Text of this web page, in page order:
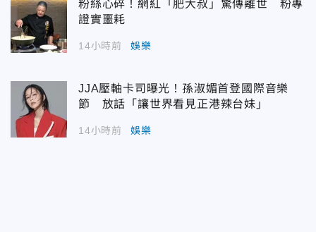
粉絲心碎！網紅「肥大叔」驚傳離世 粉專
證實噩耗
14小時前 娛樂
JJA壓軸卡司曝光！孫淑媚首登國際音樂
節 放話「讓世界看見正港辣台妹」
14小時前 娛樂